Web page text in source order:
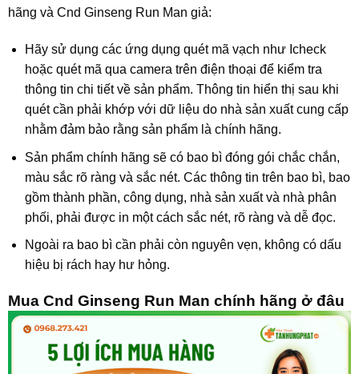
hãng và Cnd Ginseng Run Man giả:
Hãy sử dụng các ứng dụng quét mã vạch như Icheck
hoặc quét mã qua camera trên điện thoại để kiểm tra
thông tin chi tiết về sản phẩm. Thông tin hiển thị sau khi
quét cần phải khớp với dữ liệu do nhà sản xuất cung cấp
nhằm đảm bảo rằng sản phẩm là chính hãng.
Sản phẩm chính hãng sẽ có bao bì đóng gói chắc chắn,
màu sắc rõ ràng và sắc nét. Các thông tin trên bao bì, bao
gồm thành phần, công dụng, nhà sản xuất và nhà phân
phối, phải được in một cách sắc nét, rõ ràng và dễ đọc.
Ngoài ra bao bì cần phải còn nguyên vẹn, không có dấu
hiệu bị rách hay hư hỏng.
Mua Cnd Ginseng Run Man chính hãng ở đâu